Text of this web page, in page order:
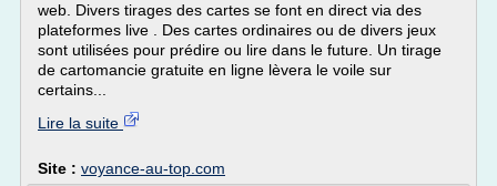
web. Divers tirages des cartes se font en direct via des
plateformes live . Des cartes ordinaires ou de divers jeux
sont utilisées pour prédire ou lire dans le future. Un tirage
de cartomancie gratuite en ligne lèvera le voile sur
certains...
Lire la suite
Site : voyance-au-top.com